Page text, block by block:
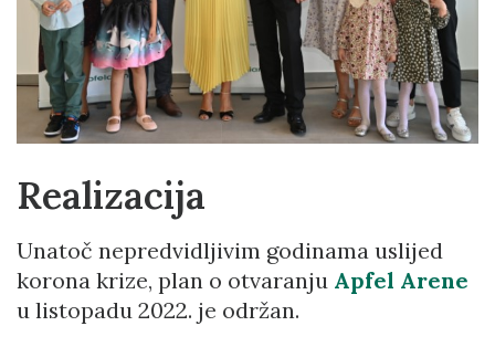
Realizacija
Unatoč nepredvidljivim godinama uslijed
korona krize, plan o otvaranju Apfel Arene
u listopadu 2022. je održan.